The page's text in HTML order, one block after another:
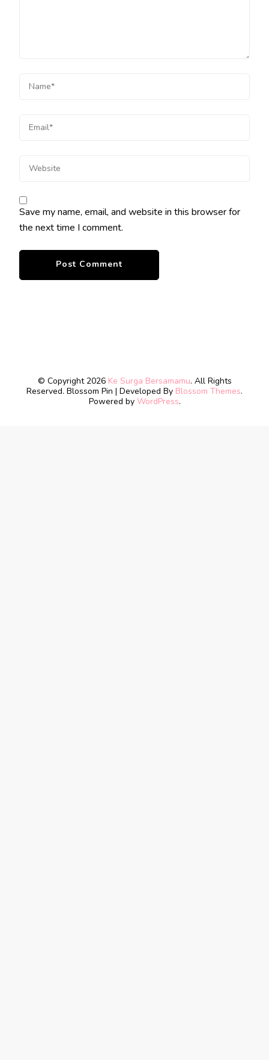
Save my name, email, and website in this browser for
the next time I comment.
© Copyright 2026 Ke Surga Bersamamu. All Rights
Reserved. Blossom Pin | Developed By Blossom Themes.
Powered by WordPress.